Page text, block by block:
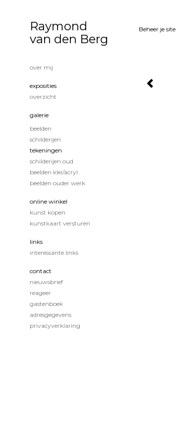
Beheer je site
Raymond
van den Berg
over mij
exposities
overzicht
galerie
beelden
schilderijen
tekeningen
schilderijen oud
beelden klei/acryl
beelden ouder werk
online winkel
kunst kopen
kunstkaart versturen
links
interessante links
contact
nieuwsbrief
reageer
gastenboek
adresgegevens
privacyverklaring